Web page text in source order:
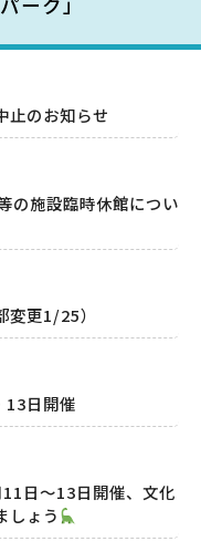
止のお知らせ
の施設臨時休館につい
変更1/25）
13日開催
11日～13日開催、文化
しょう